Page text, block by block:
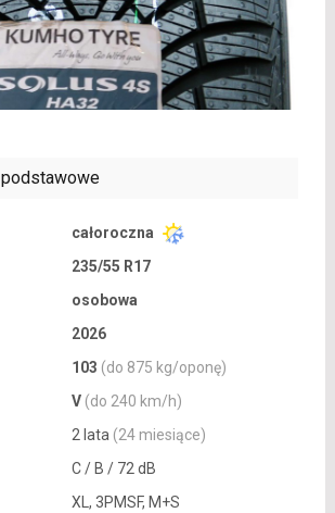
podstawowe
całoroczna
235/55 R17
osobowa
2026
103 (do 875 kg/oponę)
V (do 240 km/h)
2 lata (24 miesiące)
C / B / 72 dB
XL, 3PMSF, M+S